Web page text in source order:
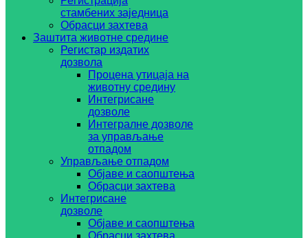
стамбених заједница
Обрасци захтева
Заштита животне средине
Регистар издатих
дозвола
Процена утицаја на
животну средину
Интегрисане
дозволе
Интегралне дозволе
за управљање
отпадом
Управљање отпадом
Објаве и саопштења
Обрасци захтева
Интегрисане
дозволе
Објаве и саопштења
Обрасци захтева